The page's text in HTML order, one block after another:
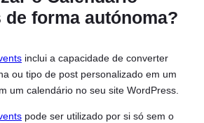
Italian
Polish
Czech
de forma autónoma?
inclui a capacidade de converter
ou tipo de post personalizado em um
um calendário no seu site WordPress.
pode ser utilizado por si só sem o